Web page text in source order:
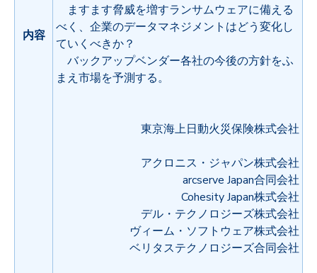
内容
ますます脅威を増すランサムウェアに備える
べく、企業のデータマネジメントはどう変化し
ていくべきか？
バックアップベンダー各社の今後の方針をふ
まえ市場を予測する。
東京海上日動火災保険株式会社
アクロニス・ジャパン株式会社
arcserve Japan合同会社
Cohesity Japan株式会社
デル・テクノロジーズ株式会社
ヴィーム・ソフトウェア株式会社
ベリタステクノロジーズ合同会社